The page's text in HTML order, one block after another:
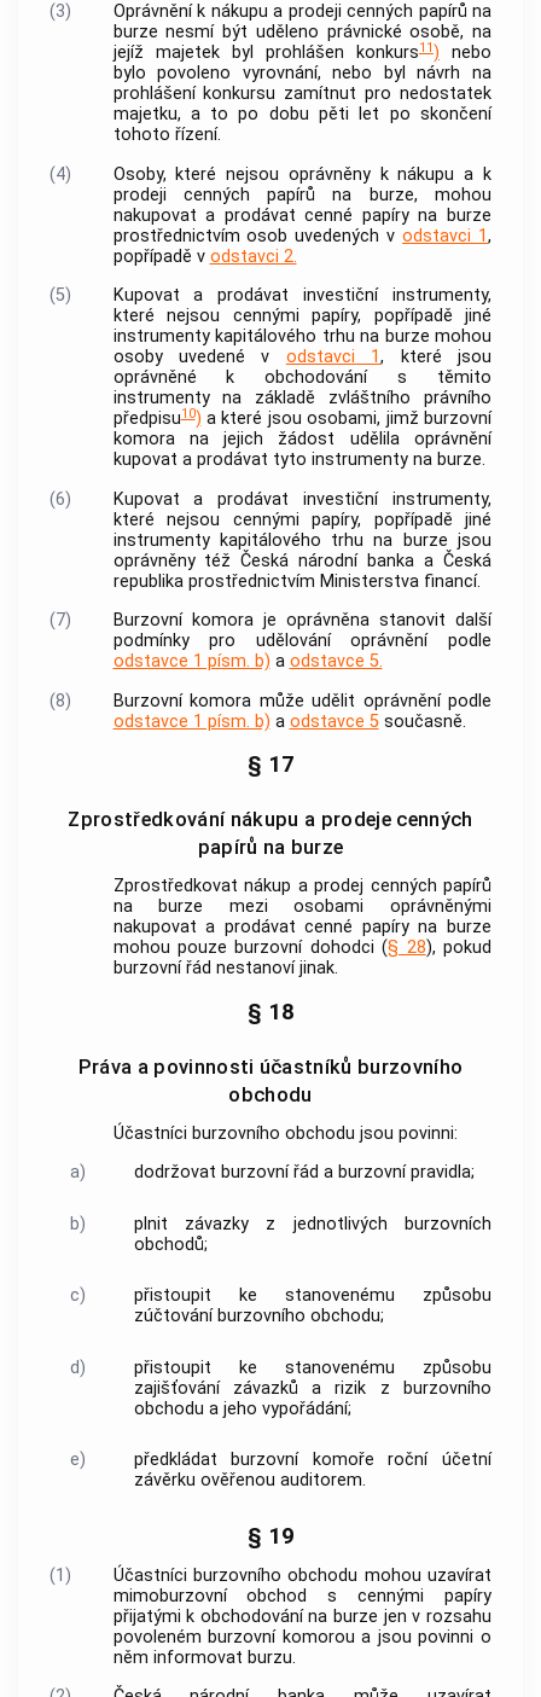
(3)
Oprávnění k nákupu a prodeji cenných papírů na
burze nesmí být uděleno právnické osobě, na
jejíž majetek byl prohlášen konkurs11) nebo
bylo povoleno vyrovnání, nebo byl návrh na
prohlášení konkursu zamítnut pro nedostatek
majetku, a to po dobu pěti let po skončení
tohoto řízení.
(4)
Osoby, které nejsou oprávněny k nákupu a k
prodeji cenných papírů na burze, mohou
nakupovat a prodávatcenné papíryna burze
prostřednictvím osob uvedených vodstavci 1,
popřípadě v odstavci 2.
(5)
Kupovat a prodávat investiční instrumenty,
které nejsou cennými papíry, popřípadě jiné
instrumenty kapitálového trhu na burze mohou
osoby uvedené v odstavci 1, které jsou
oprávněné k obchodování s těmito
instrumenty na základě zvláštního právního
předpisu10) a které jsou osobami, jimž burzovní
komorana jejich žádost udělila oprávnění
kupovat a prodávat tyto instrumenty na burze.
(6)
Kupovat a prodávat investiční instrumenty,
které nejsou cennými papíry, popřípadě jiné
instrumenty kapitálového trhu na burze jsou
oprávněny též Česká národní banka a Česká
republika prostřednictvím Ministerstva financí.
(7)
Burzovní komoraje oprávněna stanovit další
podmínky pro udělování oprávnění podle
odstavce 1 písm. b) a odstavce 5.
(8)
Burzovní komora může udělit oprávnění podle
odstavce 1 písm. b) a odstavce 5současně.
§ 17
Zprostředkování nákupu a prodeje cenných
papírů na burze
Zprostředkovat nákup a prodej cenných papírů
na burze mezi osobami oprávněnými
nakupovat a prodávatcenné papíryna burze
mohou pouze burzovní dohodci (§ 28), pokud
burzovní řád nestanoví jinak.
§ 18
Práva a povinnosti účastníků burzovního
obchodu
Účastníci burzovního obchodu jsou povinni:
a)
dodržovat burzovní řád a burzovní pravidla;
b) plnit závazky z jednotlivých
burzovních
obchodů;
c)
přistoupit ke stanovenému způsobu
zúčtování burzovního obchodu;
d)
přistoupit ke stanovenému způsobu
zajišťování závazků a rizik z
burzovního
obchodu a jeho vypořádání;
e) předkládat burzovní komoře roční účetní
závěrku ověřenou auditorem.
§ 19
(1) Účastníci burzovního obchodu mohou uzavírat
mimoburzovní obchod scennými papíry
přijatými k obchodování na burze jen v rozsahu
povoleném burzovní komorou a jsou povinni o
něm informovat burzu.